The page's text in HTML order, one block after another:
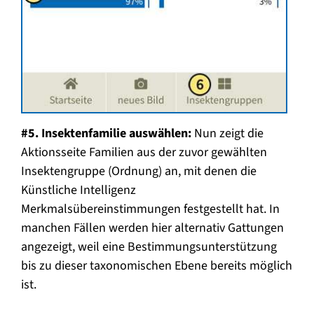
#5. Insektenfamilie auswählen: Nun zeigt die
Aktionsseite Familien aus der zuvor gewählten
Insektengruppe (Ordnung) an, mit denen die
Künstliche Intelligenz
Merkmalsübereinstimmungen festgestellt hat. In
manchen Fällen werden hier alternativ Gattungen
angezeigt, weil eine Bestimmungsunterstützung
bis zu dieser taxonomischen Ebene bereits möglich
ist.